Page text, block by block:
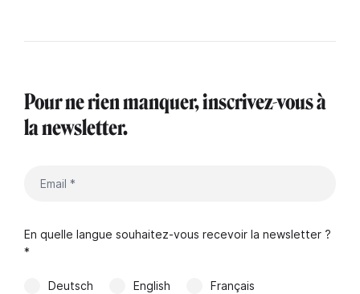
Pour ne rien manquer, inscrivez-vous à
la newsletter.
En quelle langue souhaitez-vous recevoir la newsletter ?
*
Deutsch English Français